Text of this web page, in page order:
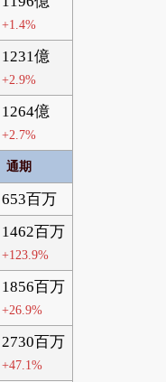
+1.4%
1231億
+2.9%
1264億
+2.7%
通期
653百万
1462百万
+123.9%
1856百万
+26.9%
2730百万
+47.1%